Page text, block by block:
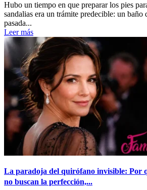
Hubo un tiempo en que preparar los pies
sandalias era un trámite predecible: un baño
pasada...
Leer más
La paradoja del quirófano invisible: Por
no buscan la perfección,...